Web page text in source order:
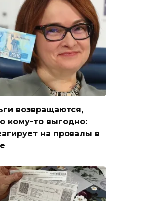
возвращаются,
кому-то выгодно:
на провалы в